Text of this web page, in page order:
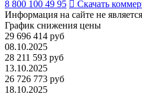
8 800 100 49 95
Скачать
Информация на сайте не
График снижения цены
29 696 414 руб
08.10.2025
28 211 593 руб
13.10.2025
26 726 773 руб
18.10.2025